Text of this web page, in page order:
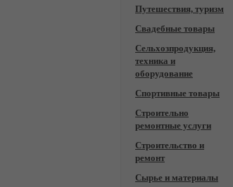
Путешествия, туризм
Свадебные товары
Сельхозпродукция,
техника и
оборудование
Спортивные товары
Строительно
ремонтные услуги
Строительство и
ремонт
Сырье и материалы